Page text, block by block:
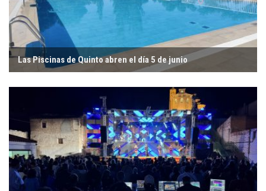
Las Piscinas de Quinto abren el día 5 de junio